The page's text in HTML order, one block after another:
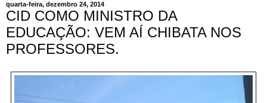
quarta-feira, dezembro 24, 2014
CID COMO MINISTRO DA
EDUCAÇÃO: VEM AÍ CHIBATA NOS
PROFESSORES.